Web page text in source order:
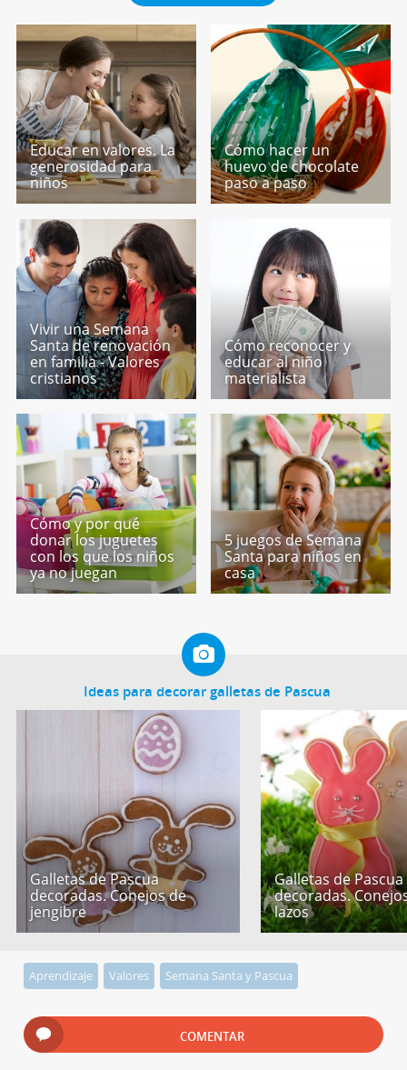
Educar en valores. La
generosidad para
niños
Cómo hacer un
huevo de chocolate
paso a paso
Vivir una Semana
Santa de renovación
en familia - Valores
cristianos
Cómo reconocer y
educar al niño
materialista
Cómo y por qué
donar los juguetes
con los que los niños
ya no juegan
5 juegos de Semana
Santa para niños en
casa
Ideas para decorar galletas de Pascua
Galletas de Pascua
decoradas. Conejos de
jengibre
Galletas de Pascua
decoradas.
lazos
Aprendizaje Valores Semana Santa y Pascua
COMENTAR